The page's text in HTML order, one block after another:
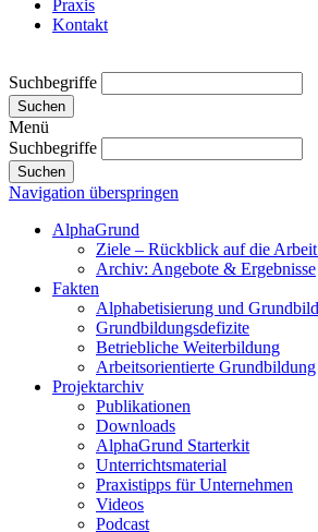
Praxis
Kontakt
Suchbegriffe
Suchen
Menü
Suchbegriffe
Suchen
Navigation überspringen
AlphaGrund
Ziele – Rückblick auf die
Archiv: Angebote & Ergebnisse
Fakten
Alphabetisierung und
Grundbildungsdefizite
Betriebliche Weiterbildung
Arbeitsorientierte Grundbildung
Projektarchiv
Publikationen
Downloads
AlphaGrund Starterkit
Unterrichtsmaterial
Praxistipps für Unternehmen
Videos
Podcast